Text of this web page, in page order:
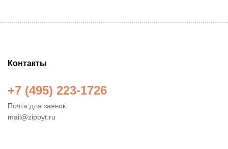
Контакты
+7 (495) 223-1726
Почта для заявок:
mail@zipbyt.ru